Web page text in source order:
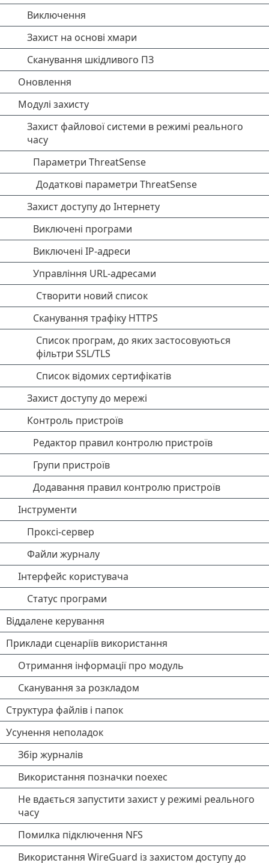
Виключення
Захист на основі хмари
Сканування шкідливого ПЗ
Оновлення
Модулі захисту
Захист файлової системи в режимі реального
часу
Параметри ThreatSense
Додаткові параметри ThreatSense
Захист доступу до Інтернету
Виключені програми
Виключені IP-адреси
Управління URL-адресами
Створити новий список
Сканування трафіку HTTPS
Список програм, до яких застосовуються
фільтри SSL/TLS
Список відомих сертифікатів
Захист доступу до мережі
Контроль пристроїв
Редактор правил контролю пристроїв
Групи пристроїв
Додавання правил контролю пристроїв
Інструменти
Проксі-сервер
Файли журналу
Інтерфейс користувача
Статус програми
Віддалене керування
Приклади сценаріїв використання
Отримання інформації про модуль
Сканування за розкладом
Структура файлів і папок
Усунення неполадок
Збір журналів
Використання позначки noexec
Не вдається запустити захист у режимі реального
часу
Помилка підключення NFS
Використання WireGuard із захистом доступу до